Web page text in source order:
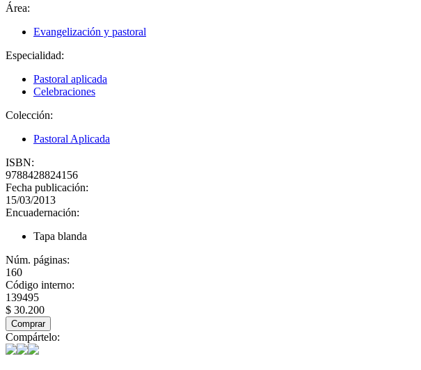
Área:
Evangelización y pastoral
Especialidad:
Pastoral aplicada
Celebraciones
Colección:
Pastoral Aplicada
ISBN:
9788428824156
Fecha publicación:
15/03/2013
Encuadernación:
Tapa blanda
Núm. páginas:
160
Código interno:
139495
$ 30.200
Comprar
Compártelo: